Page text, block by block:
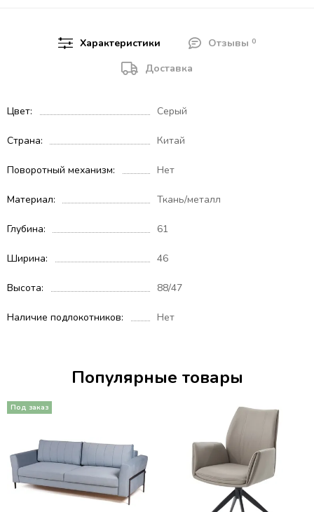
Характеристики Отзывы 0
Доставка
Цвет Серый
Страна Китай
Поворотный механизм Нет
Материал Ткань/металл
Глубина 61
Ширина 46
Высота 88/47
Наличие подлокотников Нет
Популярные товары